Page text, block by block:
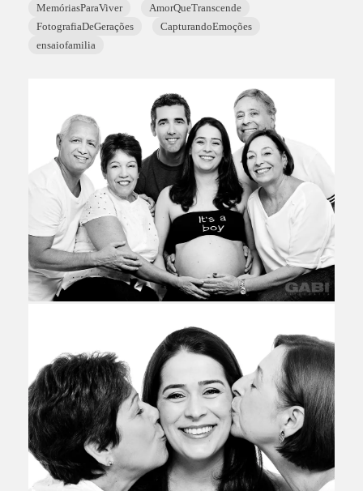
MemóriasParaViver
AmorQueTranscende
FotografiaDeGerações
CapturandoEmoções
ensaiofamilia